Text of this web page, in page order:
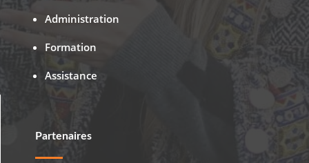
Administration
Formation
Assistance
Partenaires